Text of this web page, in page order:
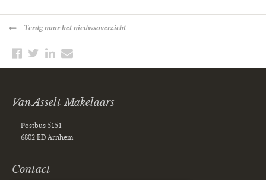
Terugnaar het nieuwsoverzicht
Van Asselt Makelaars
Postbus 5151
6802 ED Arnhem
Contact